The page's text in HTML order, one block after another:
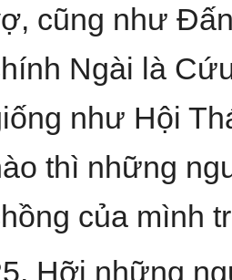
cũng như
Ngài là
như Hội
thì những
của mình
Hỡi những